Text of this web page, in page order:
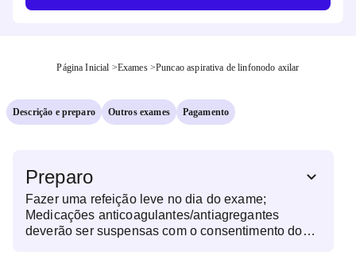
Página Inicial >Exames >Puncao aspirativa de linfonodo axilar
Descrição e preparo Outros exames Pagamento
Preparo
Fazer uma refeição leve no dia do exame;
Medicações anticoagulantes/antiagregantes
deverão ser suspensas com o consentimento do